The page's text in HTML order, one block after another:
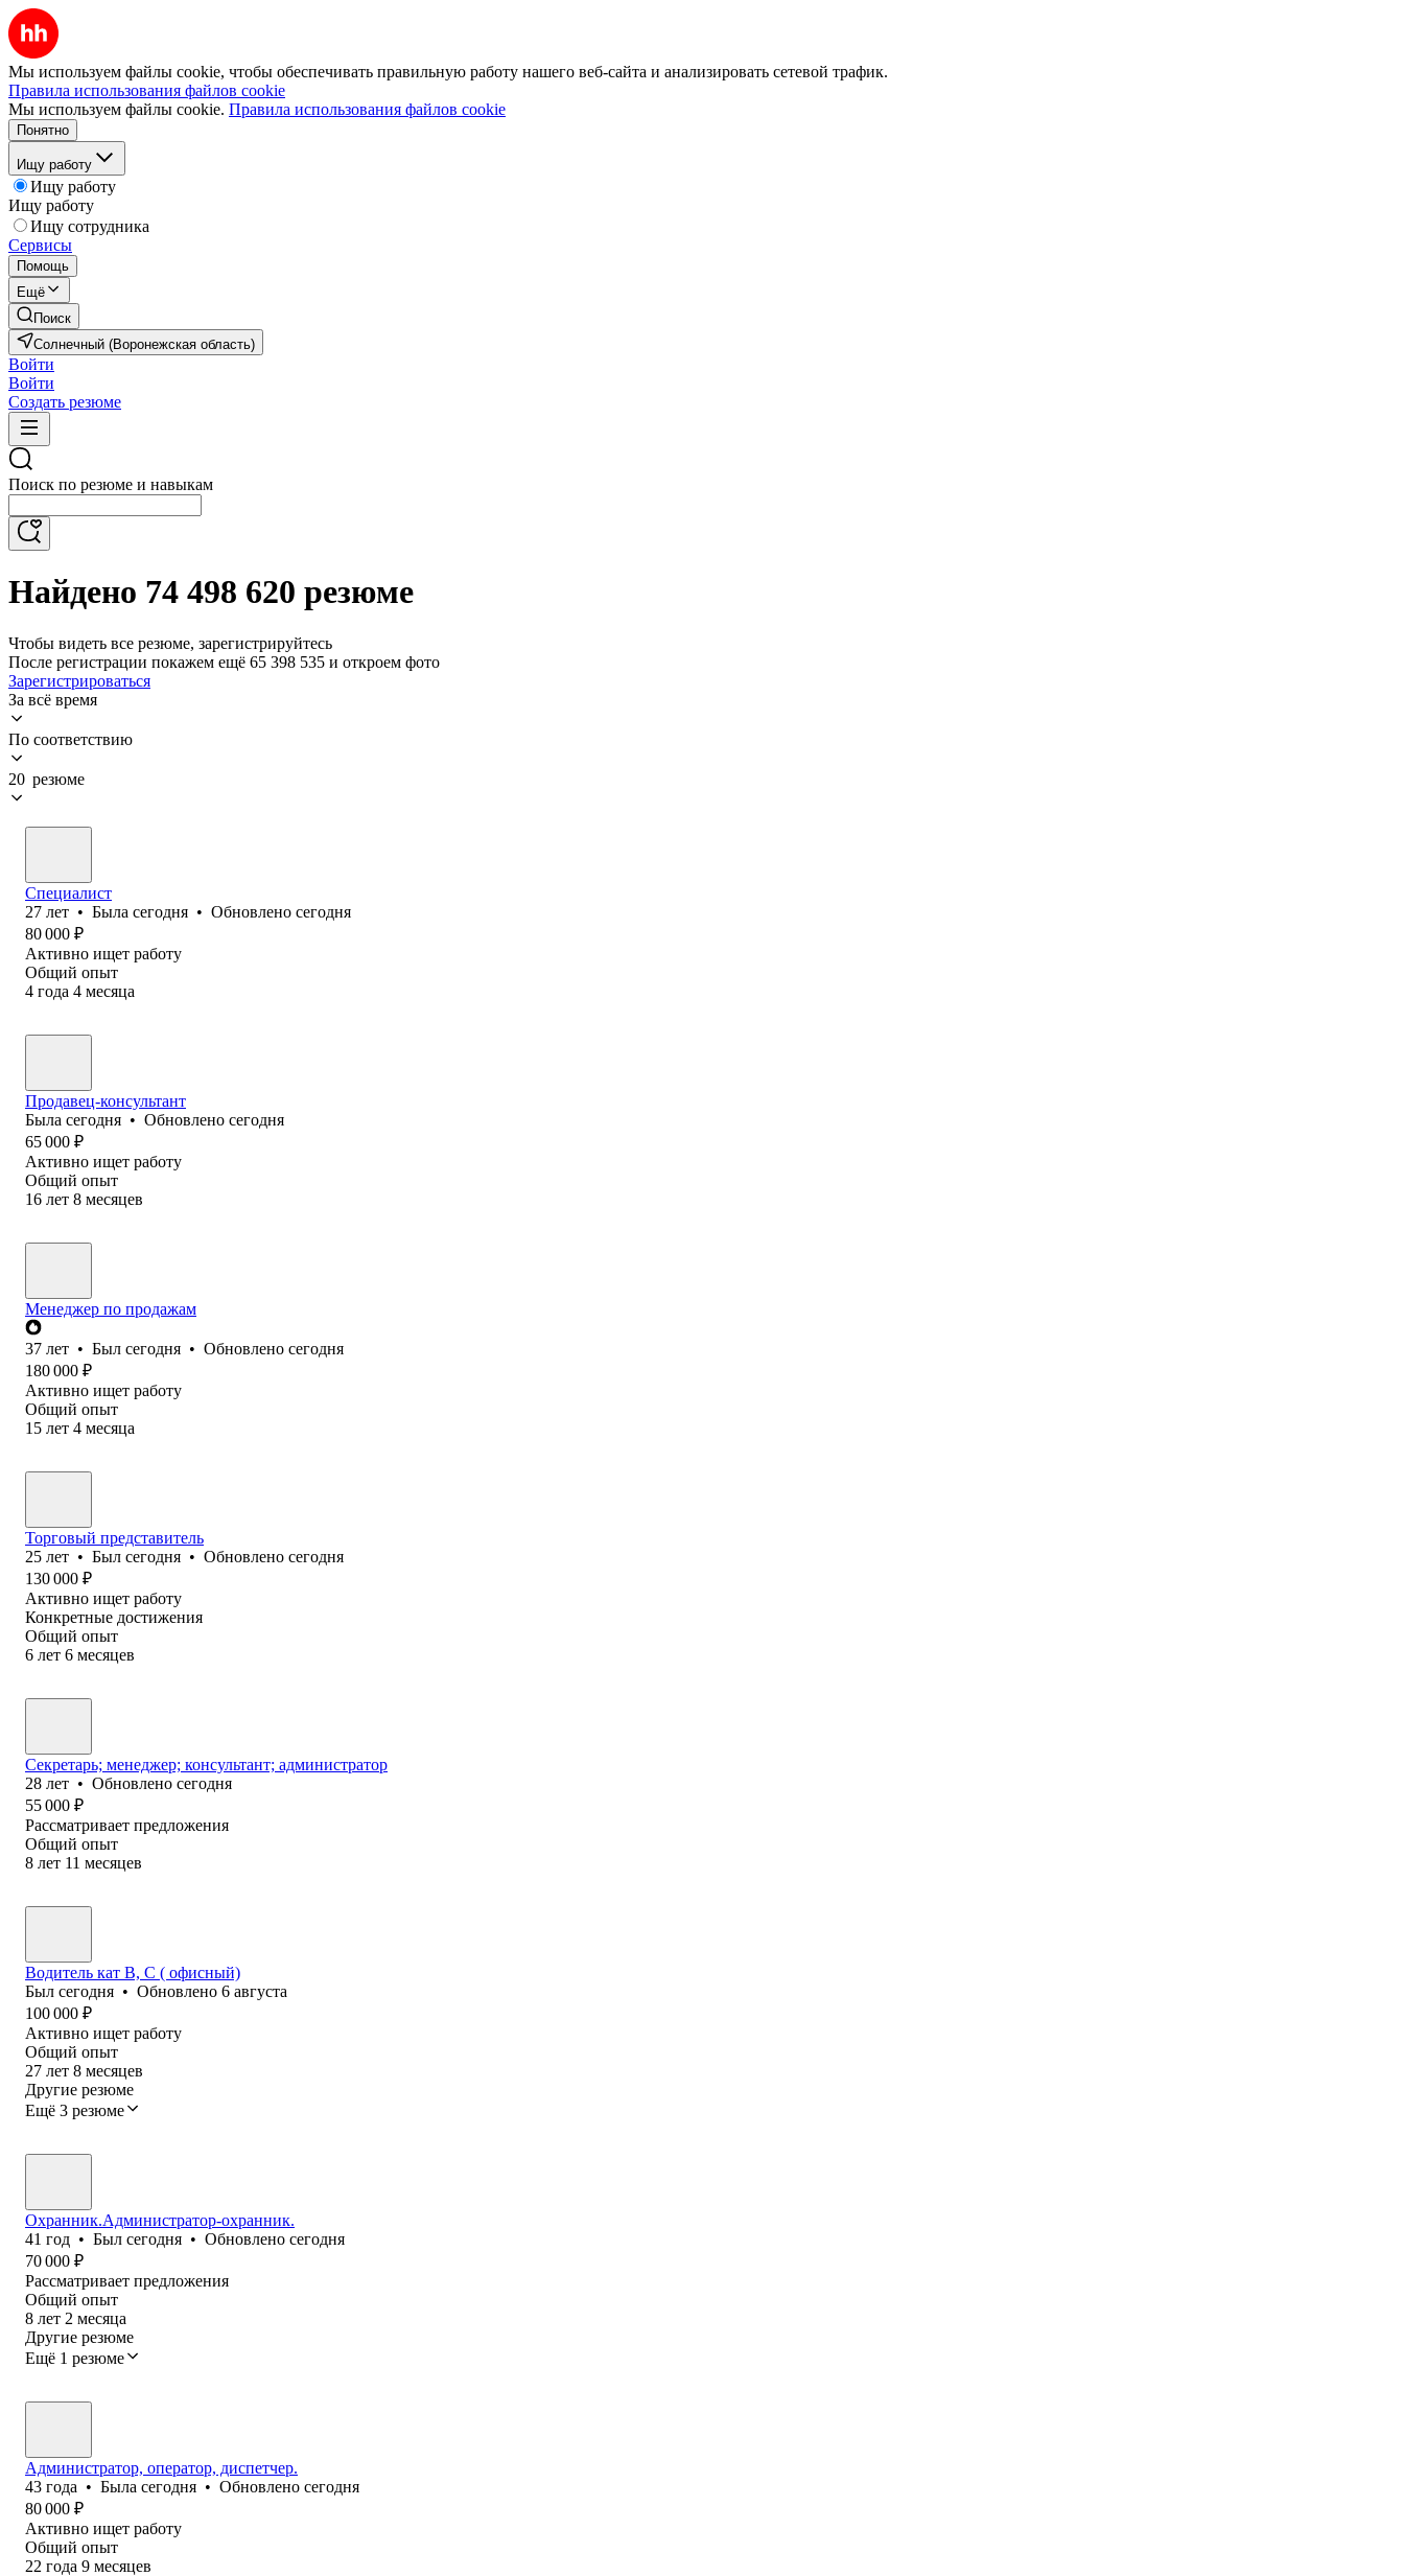
Мы используем файлы cookie, чтобы обеспечивать правильную работу нашего веб-сайта и анализировать сетевой трафик.
Правила использования файлов cookie
Мы используем файлы cookie. Правила использования файлов cookie
Понятно
Ищу работу
Ищу работу
Ищу работу
Ищу сотрудника
Сервисы
Помощь
Ещё
Поиск
Солнечный (Воронежская область)
Войти
Войти
Создать резюме
Поиск по резюме и навыкам
Найдено 74 498 620 резюме
Чтобы видеть все резюме, зарегистрируйтесь
После регистрации покажем ещё 65 398 535 и откроем фото
Зарегистрироваться
За всё время
По соответствию
20 резюме
Специалист
27 лет • Была сегодня • Обновлено сегодня
80 000 ₽
Активно ищет работу
Общий опыт
4 года 4 месяца
Продавец-консультант
Была сегодня • Обновлено сегодня
65 000 ₽
Активно ищет работу
Общий опыт
16 лет 8 месяцев
Менеджер по продажам
37 лет • Был сегодня • Обновлено сегодня
180 000 ₽
Активно ищет работу
Общий опыт
15 лет 4 месяца
Торговый представитель
25 лет • Был сегодня • Обновлено сегодня
130 000 ₽
Активно ищет работу
Конкретные достижения
Общий опыт
6 лет 6 месяцев
Секретарь; менеджер; консультант; администратор
28 лет • Обновлено сегодня
55 000 ₽
Рассматривает предложения
Общий опыт
8 лет 11 месяцев
Водитель кат В, С ( офисный)
Был сегодня • Обновлено 6 августа
100 000 ₽
Активно ищет работу
Общий опыт
27 лет 8 месяцев
Другие резюме
Ещё 3 резюме
Охранник.Администратор-охранник.
41 год • Был сегодня • Обновлено сегодня
70 000 ₽
Рассматривает предложения
Общий опыт
8 лет 2 месяца
Другие резюме
Ещё 1 резюме
Администратор, оператор, диспетчер.
43 года • Была сегодня • Обновлено сегодня
80 000 ₽
Активно ищет работу
Общий опыт
22 года 9 месяцев